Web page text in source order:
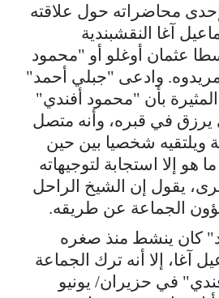
محاضراته حول علاقته
آغا النقشبندية
عثمان أوغلو أو "محمود
وادعى "جبلي أحمد"
بأن "محمود أفندي"
في قبره، وأنه متصل
ويلتقيه شخصيا بين حين
هو إلا استجابة لتوجيهاته
يقول إن الشيخ الراحل
الجماعة عن طريقه.
كان ينشط منذ صغره
آغا، إلا أنه ترك الجماعة
في حزيران/ يونيو